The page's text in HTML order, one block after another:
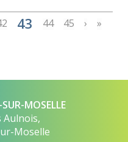
43 44 45 › »
MOSELLE
Aulnois,
Moselle